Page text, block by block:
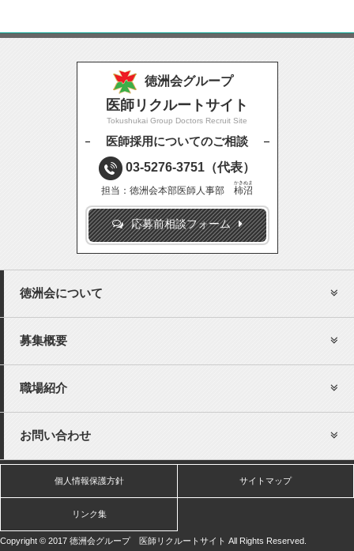
徳洲会グループ
医師リクルートサイト
Tokushukai Group Doctors Recruit Site
医師採用についてのご相談
03-5276-3751 （代表）
担当：徳洲会本部医師人事部 柿沼
かきぬま
応募前相談フォーム
徳洲会について
募集概要
職場紹介
お問い合わせ
個人情報保護方針 サイトマップ
リンク集
Copyright © 2017 徳洲会グループ 医師リクルートサイト All Rights Reserved.